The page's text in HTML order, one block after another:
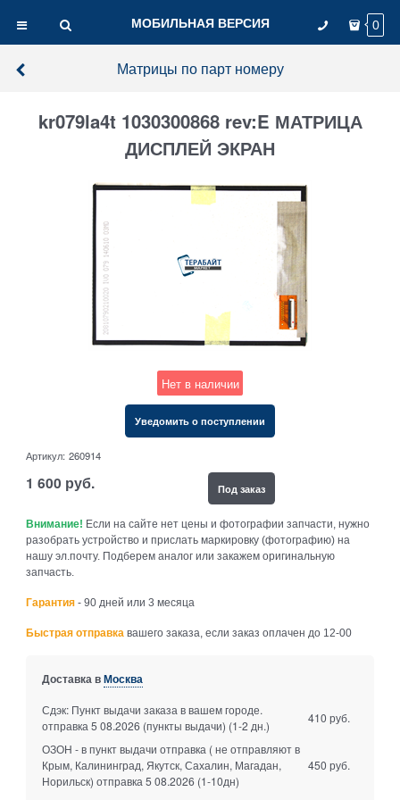
МОБИЛЬНАЯ ВЕРСИЯ 0
Матрицы по парт номеру
kr079la4t 1030300868 rev:E МАТРИЦА
ДИСПЛЕЙ ЭКРАН
Нет в наличии
Уведомить о поступлении
Артикул: 260914
1 600 руб. Под заказ
Внимание! Если на сайте нет цены и фотографии запчасти, нужно
разобрать устройство и прислать маркировку (фотографию) на
нашу эл.почту. Подберем аналог или закажем оригинальную
запчасть.
Гарантия - 90 дней или 3 месяца
Быстрая отправка вашего заказа, если заказ оплачен до 12-00
Доставка вМосква
Сдэк: Пункт выдачи заказа в вашем городе.
отправка 5 08.2026 (пункты выдачи) (1-2 дн.)
410 руб.
ОЗОН - в пункт выдачи отправка ( не отправляют в
Крым, Калининград, Якутск, Сахалин, Магадан,
Норильск) отправка 5 08.2026 (1-10дн)
450 руб.